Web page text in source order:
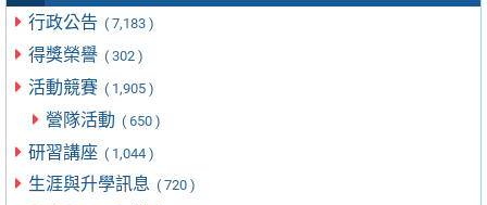
行政公告 ( 7,183 )
得獎榮譽 ( 302 )
活動競賽 ( 1,905 )
營隊活動 ( 650 )
研習講座 ( 1,044 )
生涯與升學訊息 ( 720 )